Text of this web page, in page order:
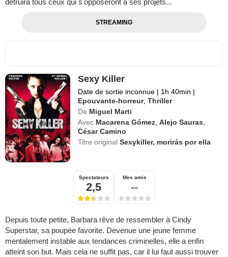
détruira tous ceux qui s'opposeront à ses projets...
STREAMING
Sexy Killer
Date de sortie inconnue | 1h 40min |
Epouvante-horreur,Thriller
De Miguel Marti
Avec Macarena Gómez ,Alejo Sauras
César Camino
Titre originalSexykiller, morirás por ella
Spectateurs
2,5
Mes amis
--
Depuis toute petite, Barbara rêve de ressembler à Cindy
Superstar, sa poupée favorite. Devenue une jeune femme
mentalement instable aux tendances criminelles, elle a enfin
atteint son but. Mais cela ne suffit pas, car il lui faut aussi trouver